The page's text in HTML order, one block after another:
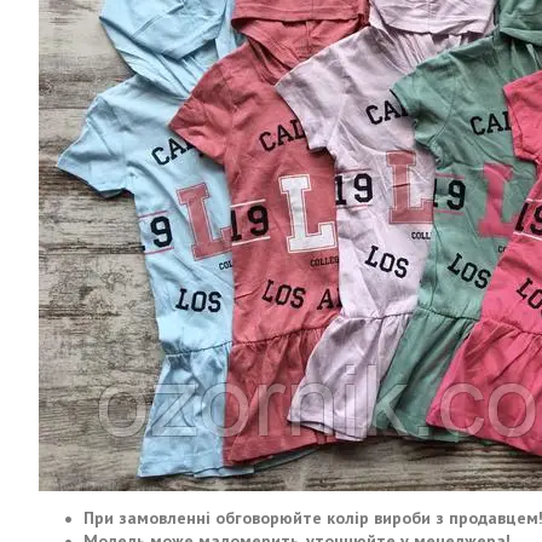
При замовленні обговорюйте колір вироби з продавцем!